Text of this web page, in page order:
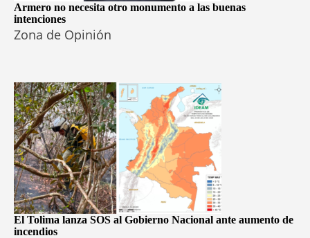
Armero no necesita otro monumento a las buenas
intenciones
Zona de Opinión
El Tolima lanza SOS al Gobierno Nacional ante aumento de
incendios